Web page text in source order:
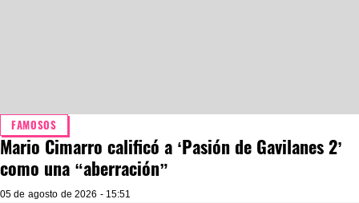
FAMOSOS
Mario Cimarro calificó a ‘Pasión de Gavilanes 2’
como una “aberración”
05 de agosto de 2026 - 15:51